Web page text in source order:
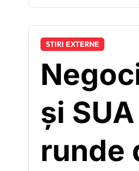
STIRI EXTERNE
și
runde